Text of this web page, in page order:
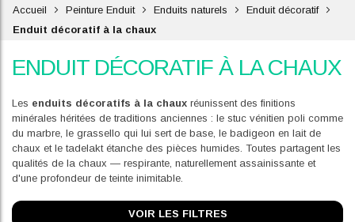
Accueil Peinture Enduit Enduits naturels
Enduit décoratif
Enduit décoratif à la chaux
ENDUIT DÉCORATIF À LA CHAUX
Les enduits décoratifs à la chaux réunissent des finitions
minérales héritées de traditions anciennes : le stuc vénitien poli comme
du marbre, le grassello qui lui sert de base, le badigeon en lait de
chaux et le tadelakt étanche des pièces humides. Toutes partagent les
qualités de la chaux — respirante, naturellement assainissante et
d'une profondeur de teinte inimitable.
VOIR LES FILTRES